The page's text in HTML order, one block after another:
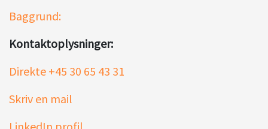
Baggrund:
Kontaktoplysninger:
Direkte +45 30 65 43 31
Skriv en mail